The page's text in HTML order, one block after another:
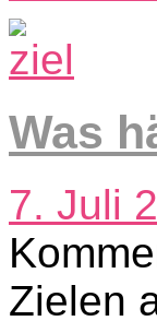
Was
7. Juli
Zielen